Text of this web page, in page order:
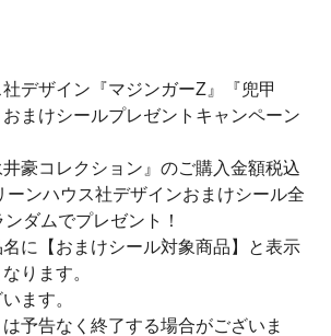
デザイン『マジンガーZ』『兜甲
まけシールプレゼントキャンペーン
豪コレクション』のご購入金額税込
ーンハウス社デザインおまけシール全
ダムでプレゼント！
に【おまけシール対象商品】と表示
ります。
ます。
予告なく終了する場合がございま